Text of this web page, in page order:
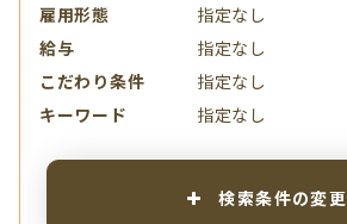
雇用形態
指定なし
給与
指定なし
こだわり条件
指定なし
キーワード
指定なし
検索条件の変更